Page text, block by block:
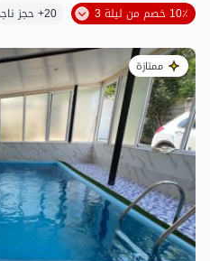
10٪ خصم من ليلة 3
20+ حجز ناجح
ممتازة